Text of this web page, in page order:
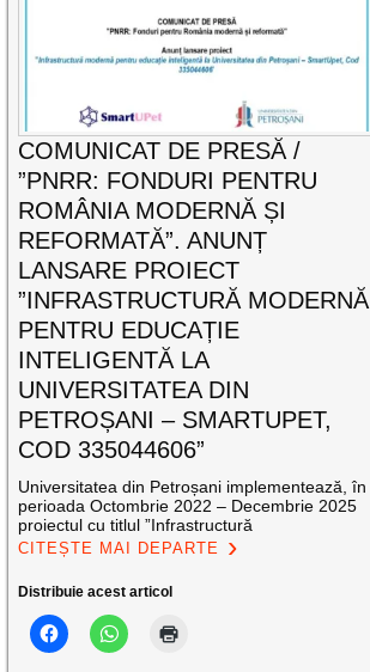
COMUNICAT DE PRESĂ /
”PNRR: FONDURI PENTRU
ROMÂNIA MODERNĂ ȘI
REFORMATĂ”. ANUNȚ
LANSARE PROIECT
”INFRASTRUCTURĂ MODERNĂ
PENTRU EDUCAȚIE
INTELIGENTĂ LA
UNIVERSITATEA DIN
PETROȘANI – SMARTUPET,
COD 335044606”
Universitatea din Petroșani implementează, în
perioada Octombrie 2022 – Decembrie 2025
proiectul cu titlul ”Infrastructură
CITEȘTE MAI DEPARTE
Distribuie acest articol